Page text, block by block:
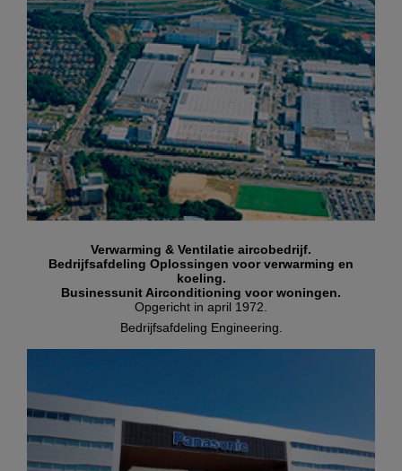
Verwarming & Ventilatie aircobedrijf.
Bedrijfsafdeling Oplossingen voor verwarming en
koeling.
Businessunit Airconditioning voor woningen.
Opgericht in april 1972.
Bedrijfsafdeling Engineering.